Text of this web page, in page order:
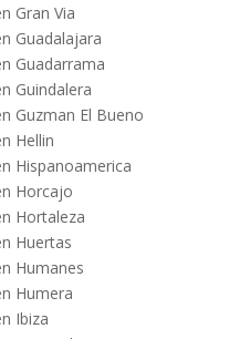
Gran Via
Guadalajara
Guadarrama
Guindalera
Guzman El Bueno
Hellin
Hispanoamerica
Horcajo
Hortaleza
Huertas
Humanes
Humera
Ibiza